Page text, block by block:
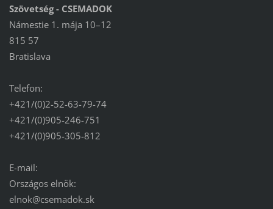
Szövetség - CSEMADOK
Námestie 1. mája 10–12
815 57
Bratislava
Telefon:
+421/(0)2-52-63-79-74
+421/(0)905-246-751
+421/(0)905-305-812
E-mail:
Országos elnök:
elnok@csemadok.sk